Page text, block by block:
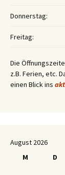
Donnerstag:
Freitag:
Die
z.B. Ferien, etc.
einen Blick ins
August 2026
M
D